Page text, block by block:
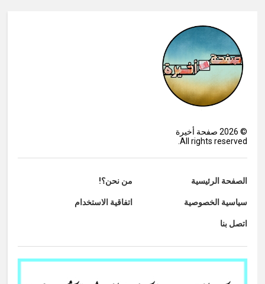
©
2026 صفحة أخيرة
All rights reserved.
الصفحة الرئيسية من نحن؟!
سياسية الخصوصية اتفاقية الاستخدام
اتصل بنا